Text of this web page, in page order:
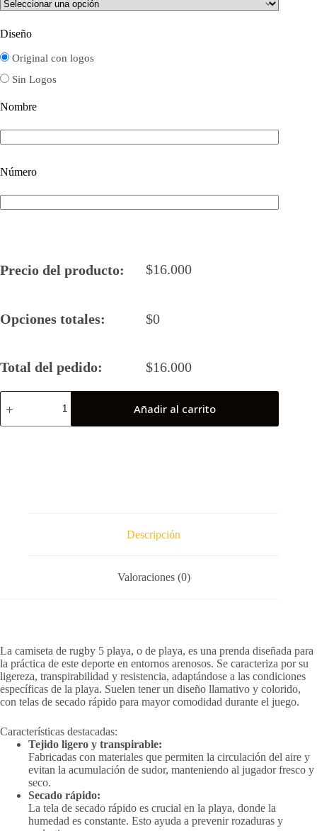
Diseño
Original con logos
Sin Logos
Nombre
Número
Precio del producto: $16.000
Opciones totales: $0
Total del pedido: $16.000
Camiseta
Rugby
Añadir al carrito
Descripción
Valoraciones (0)
La camiseta de rugby 5 playa, o de playa, es una prenda diseñada para
la práctica de este deporte en entornos arenosos. Se caracteriza por su
ligereza, transpirabilidad y resistencia, adaptándose a las condiciones
específicas de la playa. Suelen tener un diseño llamativo y colorido,
con telas de secado rápido para mayor comodidad durante el juego.
Características destacadas:
Tejido ligero y transpirable:
Fabricadas con materiales que permiten la circulación del aire y
evitan la acumulación de sudor, manteniendo al jugador fresco y
seco.
Secado rápido:
La tela de secado rápido es crucial en la playa, donde la
humedad es constante. Esto ayuda a prevenir rozaduras y